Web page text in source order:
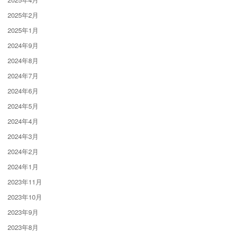
2025年2月
2025年1月
2024年9月
2024年8月
2024年7月
2024年6月
2024年5月
2024年4月
2024年3月
2024年2月
2024年1月
2023年11月
2023年10月
2023年9月
2023年8月